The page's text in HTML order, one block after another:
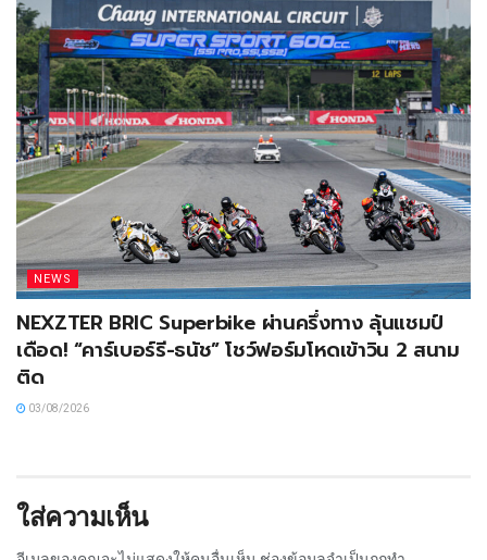
NEWS
NEXZTER BRIC Superbike ผ่านครึ่งทาง ลุ้นแชมป์
เดือด! “คาร์เบอร์รี-ธนัช” โชว์ฟอร์มโหดเข้าวิน 2 สนาม
ติด
03/08/2026
ใส่ความเห็น